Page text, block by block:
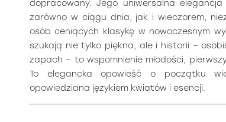
dopracowany. Jego uniwersalna
zarówno w ciągu dnia, jak i wieczorem,
osób ceniących klasykę w nowoczesnym
szukają nie tylko piękna, ale i historii –
zapach – to wspomnienie młodości,
To elegancka opowieść o początku
opowiedziana językiem kwiatów i esencji.